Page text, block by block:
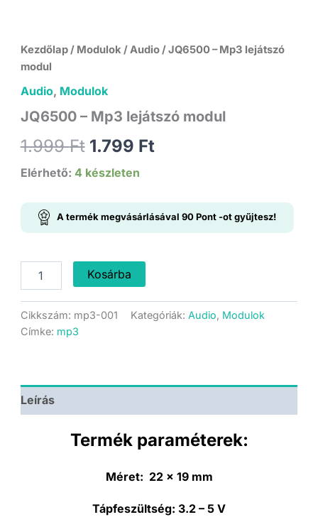
Kezdőlap/ Modulok /Audio/ JQ6500 – Mp3 lejátszó
modul
Audio, Modulok
JQ6500 – Mp3 lejátszó modul
1.999Ft Original
price
was:
1.999 Ft.
1.799 FtCurrent
is:
1.799 Ft.
Elérhető: 4 készleten
A termék megvásárlásával 90Pont-ot gyűjtesz!
lejátszó
mennyiség
Kosárba
Cikkszám: mp3-001 Kategóriák: Audio, Modulok
Címke: mp3
Leírás
Termék paraméterek:
Méret: 22 x 19 mm
Tápfeszültség: 3.2 – 5 V